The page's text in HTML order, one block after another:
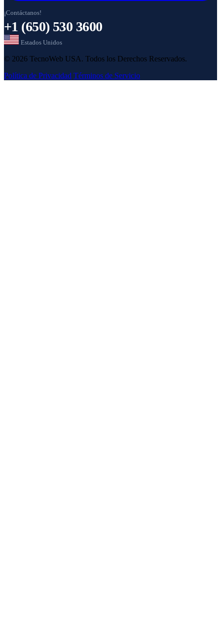
¡Contáctanos!
+1 (650) 530 3600
Estados Unidos
© 2026 TecnoWeb USA. Todos los Derechos Reservados.
Política de Privacidad Términos de Servicio